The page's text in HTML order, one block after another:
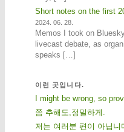
Short notes on the first
2024. 06. 28.
Memos I took on
livecast debate, as
speaks […]
이런 곳입니다.
I might be wrong, so
쫌 추해도,정밀하게.
저는 여러분 편이 아닙니